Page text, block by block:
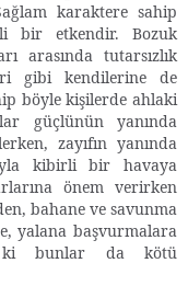
karaktere sahip
bir etkendir. Bozuk
arasında tutarsızlık
gibi kendilerine de
böyle kişilerde ahlaki
güçlünün yanında
zayıfın yanında
kibirli bir havaya
önem verirken
bahane ve savunma
yalana başvurmalara
ki bunlar da kötü